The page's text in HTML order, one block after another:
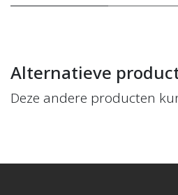
Alternatieve
Deze andere producten